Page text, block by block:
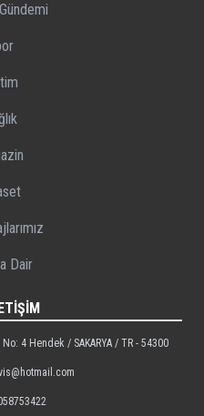
Dair
4 Hendek / SAKARYA / TR - 54300